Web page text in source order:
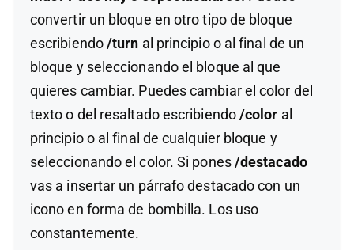
convertir un bloque en otro tipo de bloque
escribiendo/turn al principio o al final de un
bloque y seleccionando el bloque al que
quieres cambiar. Puedes cambiar el color del
texto o del resaltado escribiendo/color al
principio o al final de cualquier bloque y
seleccionando el color. Si pones/destacado
vas a insertar un párrafo destacado con un
icono en forma de bombilla. Los uso
constantemente.